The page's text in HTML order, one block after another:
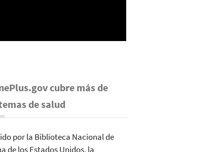
cubre más de
de salud
por la Biblioteca Nacional de
de los Estados Unidos, la